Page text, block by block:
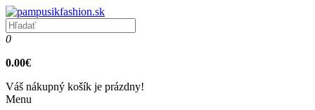
0
0.00€
Váš nákupný košík je prázdny!
Menu